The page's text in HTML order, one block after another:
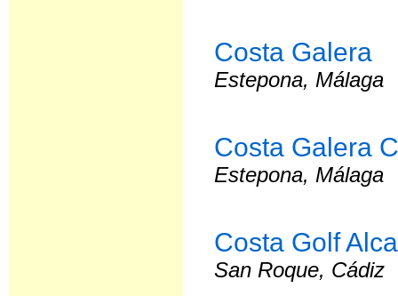
Costa Galera
Estepona, Málaga
Costa Galera
Estepona, Málaga
Costa Golf
San Roque, Cádiz